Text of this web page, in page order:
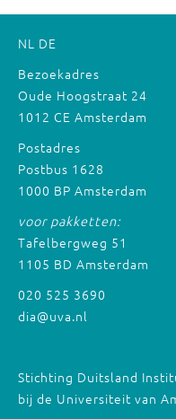
NL DE
Bezoekadres
Oude Hoogstraat 24
1012 CE Amsterdam
Postadres
Postbus 1628
1000 BP Amsterdam
voor pakketten:
Tafelbergweg 51
1105 BD Amsterdam
020 525 3690
dia@uva.nl
Stichting Duitsland
bij de Universiteit van